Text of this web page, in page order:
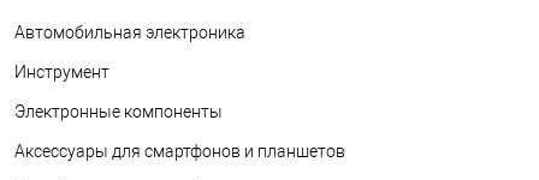
Автомобильная электроника
Инструмент
Электронные компоненты
Аксессуары для смартфонов и планшетов